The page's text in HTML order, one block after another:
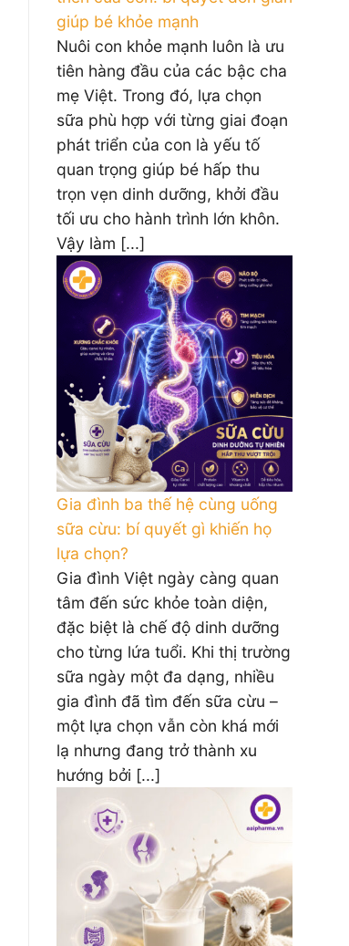
giúp bé khỏe mạnh
Nuôi con khỏe mạnh luôn là ưu
tiên hàng đầu của các bậc cha
mẹ Việt. Trong đó, lựa chọn
sữa phù hợp với từng giai đoạn
phát triển của con là yếu tố
quan trọng giúp bé hấp thu
trọn vẹn dinh dưỡng, khởi đầu
tối ưu cho hành trình lớn khôn.
Vậy làm [...]
Gia đình ba thế hệ cùng uống
sữa cừu: bí quyết gì khiến họ
lựa chọn?
Gia đình Việt ngày càng quan
tâm đến sức khỏe toàn diện,
đặc biệt là chế độ dinh dưỡng
cho từng lứa tuổi. Khi thị trường
sữa ngày một đa dạng, nhiều
gia đình đã tìm đến sữa cừu –
một lựa chọn vẫn còn khá mới
lạ nhưng đang trở thành xu
hướng bởi [...]